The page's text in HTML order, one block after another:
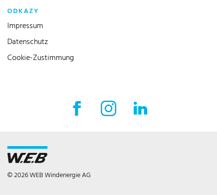
ODKAZY
Impressum
Datenschutz
Cookie-Zustimmung
© 2026 WEB Windenergie AG